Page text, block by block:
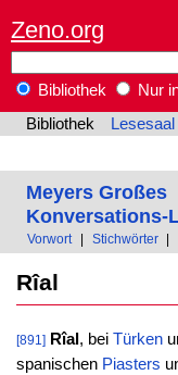
Zeno.org
Bibliothek
Nur
Bibliothek
Lesesaal
Meyers Großes
Konversations-
Vorwort Stichwörter
Rîal
[891] Rîal , bei Türken
spanischen Piasters